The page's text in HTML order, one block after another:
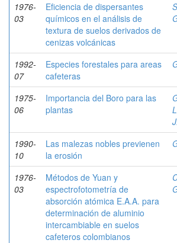
1976-
03
Eficiencia de dispersantes
químicos en el análisis de
textura de suelos derivados de
cenizas volcánicas
1992-
07
Especies forestales para areas
cafeteras
1975-
06
Importancia del Boro para las
plantas
1990-
10
Las malezas nobles previenen
la erosión
1976-
03
Métodos de Yuan y
espectrofotometría de
absorción atómica E.A.A. para
determinación de aluminio
intercambiable en suelos
cafeteros colombianos